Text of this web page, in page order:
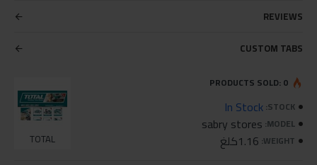
REVIEWS
CUSTOM TABS
STOCK:
In Stock
MODEL:
sabry stores
WEIGHT: 1.16كلغ TOTAL
PRODUCTS SOLD: 0